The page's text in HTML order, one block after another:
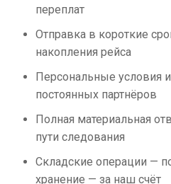
переплат
Отправка в короткие
накопления рейса
Персональные условия
постоянных партнёров
Полная материальная
пути следования
Складские операции —
хранение — за наш счёт